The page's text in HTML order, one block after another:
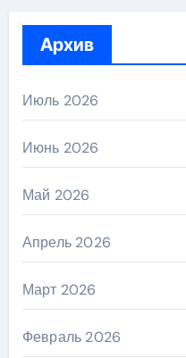
Архив
Июль 2026
Июнь 2026
Май 2026
Апрель 2026
Март 2026
Февраль 2026